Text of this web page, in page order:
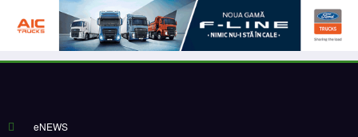
eNEWS